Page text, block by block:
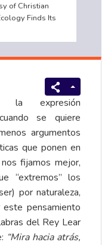
of Christian
Finds Its
la expresión
se quiere
argumentos
que ponen en
fijamos mejor,
“extremos” los
por naturaleza,
este pensamiento
del Rey Lear
“Mira hacia atrás,